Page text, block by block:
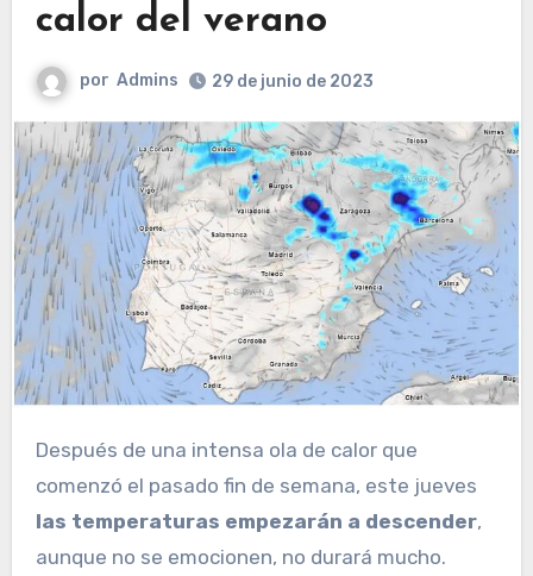
calor del verano
por Admins 29 de junio de 2023
Después de una intensa ola de calor que
comenzó el pasado fin de semana, este jueves
las temperaturas empezarán a descender,
aunque no se emocionen, no durará mucho.